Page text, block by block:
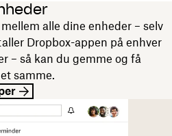
alle dine enheder – selv
Dropbox-appen på enhver
– så kan du gemme og få
samme.